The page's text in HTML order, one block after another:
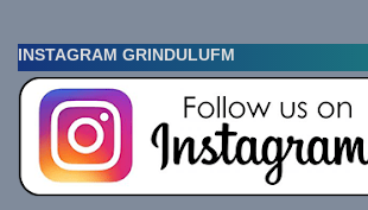
INSTAGRAM GRINDULUFM